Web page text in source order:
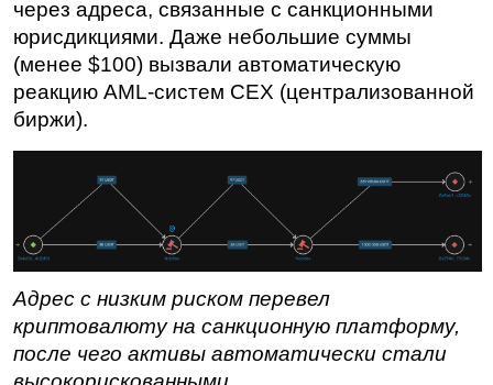
через адреса, связанные с санкционными
юрисдикциями. Даже небольшие суммы
(менее $100) вызвали автоматическую
реакцию AML-систем CEX (централизованной
биржи).
Адрес с низким риском перевел
криптовалюту на санкционную платформу,
после чего активы автоматически стали